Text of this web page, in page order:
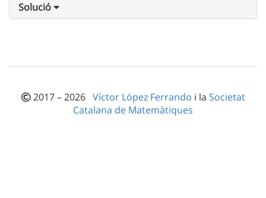
Solució
2017 – 2026 Víctor López Ferrando i la Societat
Catalana de Matemàtiques